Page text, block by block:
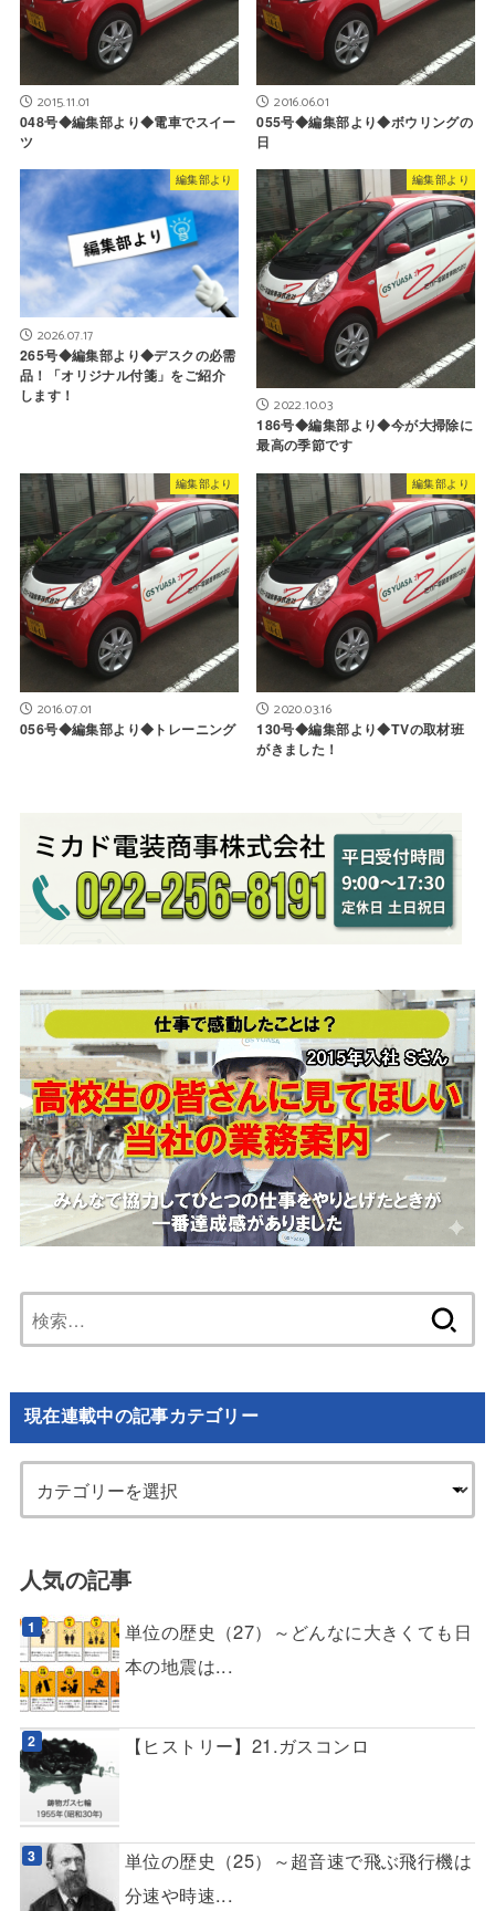
2015.11.01
048号◆編集部より◆電車でスイー
ツ
2016.06.01
055号◆編集部より◆ボウリングの
日
編集部より
2026.07.17
265号◆編集部より◆デスクの必需
品！「オリジナル付箋」をご紹介
します！
編集部より
2022.10.03
186号◆編集部より◆今が大掃除に
最高の季節です
編集部より
2016.07.01
056号◆編集部より◆トレーニング
編集部より
2020.03.16
130号◆編集部より◆TVの取材班
がきました！
索:
現在連載中の記事カテゴリー
人気の記事
単位の歴史（27）～どんなに大きくても日
本の地震は...
【ヒストリー】21.ガスコンロ
単位の歴史（25）～超音速で飛ぶ飛行機は
分速や時速...